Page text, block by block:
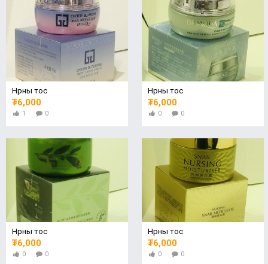
Нүүрны тос
₮6,000
1 0
Нүүрны тос
₮6,000
0 0
Нүүрны тос
₮6,000
0 0
Нүүрны тос
₮6,000
0 0